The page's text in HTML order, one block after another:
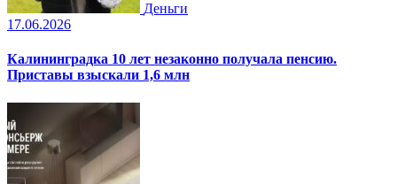
Деньги
17.06.2026
Калининградка 10 лет незаконно получала пенсию.
Приставы взыскали 1,6 млн